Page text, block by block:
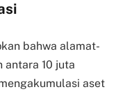
bahwa alamat-
10 juta
aset